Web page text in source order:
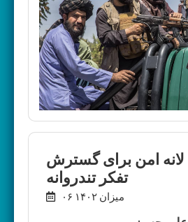
لانه امن برای گسترش
تفکر تندروانه
۰۶ میزان ۱۴۰۲